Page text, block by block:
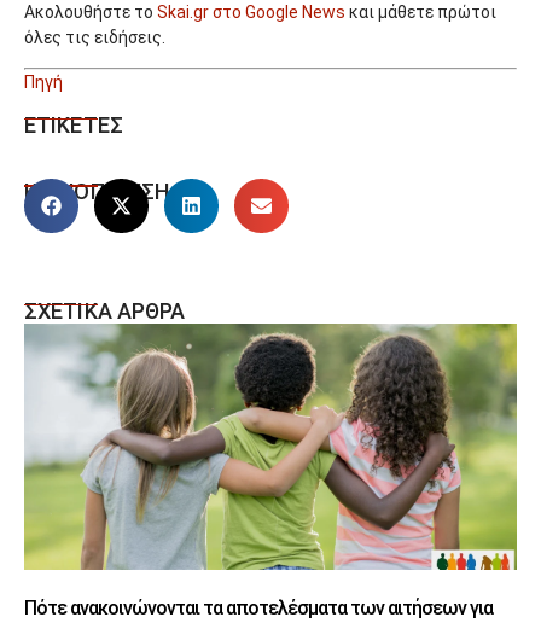
Ακολουθήστε το Skai.gr στο Google News και μάθετε πρώτοι
όλες τις ειδήσεις.
Πηγή
ΕΤΙΚΕΤΕΣ
ΚΟΙΝΟΠΟΙΗΣΗ
ΣΧΕΤΙΚΑ ΑΡΘΡΑ
Πότε ανακοινώνονται τα αποτελέσματα των αιτήσεων για